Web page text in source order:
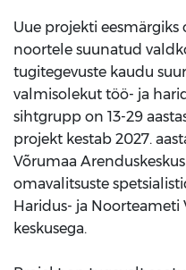
Uue projekti eesmärgiks
noortele suunatud
tugitegevuste kaudu
valmisolekut töö- ja
sihtgrupp on 13-29
projekt kestab 2027.
Võrumaa
omavalitsuste
Haridus- ja Noorteameti
keskusega.